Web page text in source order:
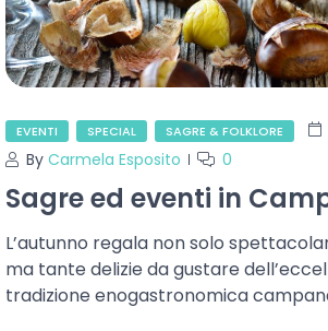
EVENTI SPECIAL SAGRE & FOLKLORE
By Carmela Esposito 0
Sagre ed eventi in
L’autunno regala non solo
ma tante delizie da gustare
tradizione enogastronomica